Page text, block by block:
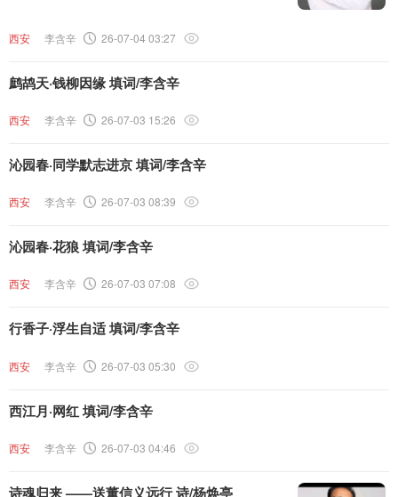
西安 李含辛 26-07-04 03:27
鹧鸪天·钱柳因缘 填词/李含辛
西安 李含辛 26-07-03 15:26
沁园春·同学默志进京 填词/李含辛
西安 李含辛 26-07-03 08:39
沁园春·花狼 填词/李含辛
西安 李含辛 26-07-03 07:08
行香子·浮生自适 填词/李含辛
西安 李含辛 26-07-03 05:30
西江月·网红 填词/李含辛
西安 李含辛 26-07-03 04:46
诗魂归来 ——送董信义远行 诗/杨焕亭